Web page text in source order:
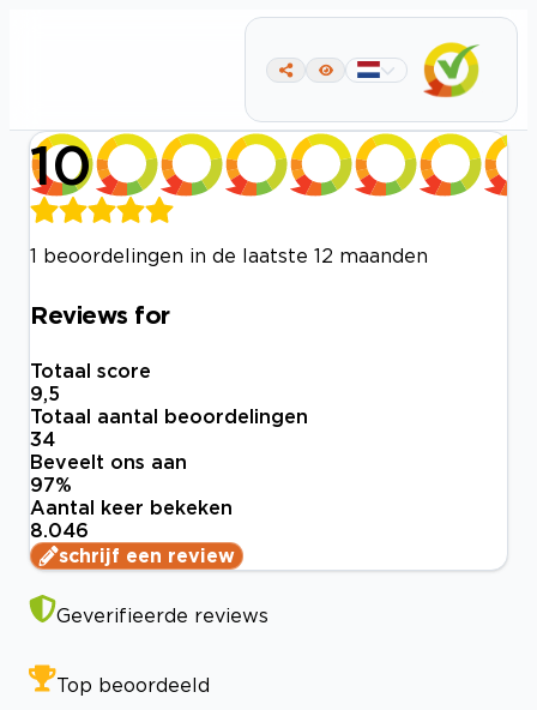
10
1 beoordelingen in de laatste 12 maanden
Reviews for
Totaal score
9,5
Totaal aantal beoordelingen
34
Beveelt ons aan
97%
Aantal keer bekeken
8.046
schrijf een review
Geverifieerde reviews
Top beoordeeld